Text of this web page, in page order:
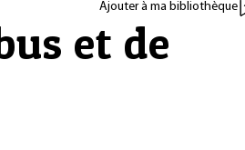
Ajouter à ma bibliothèque
et de